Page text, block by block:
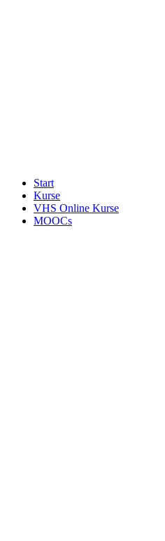
Start
Kurse
VHS Online Kurse
MOOCs